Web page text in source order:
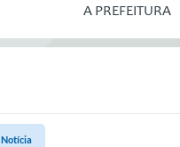
A PREFEITURA
Notícia